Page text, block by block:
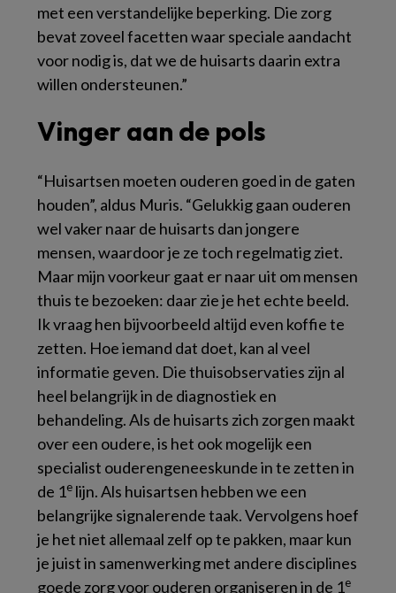
met een verstandelijke beperking. Die zorg
bevat zoveel facetten waar speciale aandacht
voor nodig is, dat we de huisarts daarin extra
willen ondersteunen.”
Vinger aan de pols
“Huisartsen moeten ouderen goed in de gaten
houden”, aldus Muris. “Gelukkig gaan ouderen
wel vaker naar de huisarts dan jongere
mensen, waardoor je ze toch regelmatig ziet.
Maar mijn voorkeur gaat er naar uit om mensen
thuis te bezoeken: daar zie je het echte beeld.
Ik vraag hen bijvoorbeeld altijd even koffie te
zetten. Hoe iemand dat doet, kan al veel
informatie geven. Die thuisobservaties zijn al
heel belangrijk in de diagnostiek en
behandeling. Als de huisarts zich zorgen maakt
over een oudere, is het ook mogelijk een
specialist ouderengeneeskunde in te zetten in
de 1e lijn. Als huisartsen hebben we een
belangrijke signalerende taak. Vervolgens hoef
je het niet allemaal zelf op te pakken, maar kun
je juist in samenwerking met andere disciplines
goede zorg voor ouderen organiseren in de 1e